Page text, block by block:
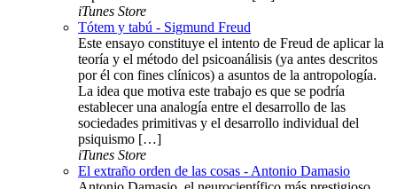
iTunes Store
Tótem y tabú - Sigmund Freud
Este ensayo constituye el intento de Freud de aplicar la
teoría y el método del psicoanálisis (ya antes descritos
por él con fines clínicos) a asuntos de la antropología.
La idea que motiva este trabajo es que se podría
establecer una analogía entre el desarrollo de las
sociedades primitivas y el desarrollo individual del
psiquismo […]
iTunes Store
El extraño orden de las cosas - Antonio Damasio